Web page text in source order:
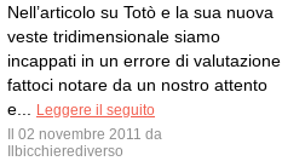
Nell’articolo su Totò e la sua nuova
veste tridimensionale siamo
incappati in un errore di valutazione
fattoci notare da un nostro attento
e...
Leggere il seguito
Il 02 novembre 2011 da
Ilbicchierediverso